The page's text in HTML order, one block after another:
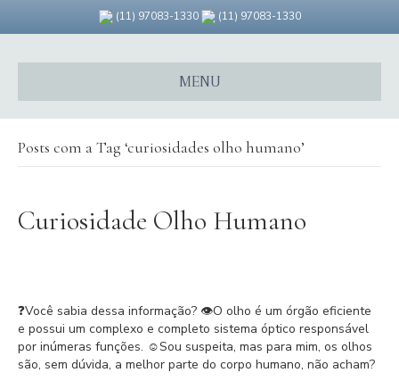
F
a
c
b
o
G
o
o
l
-
p
I
n
s
a
r
(11) 97083-1330 (11) 97083-1330
MENU
Posts com a Tag ‘curiosidades olho humano’
Curiosidade Olho Humano
❓Você sabia dessa informação? 👁O olho é um órgão eficiente
e possui um complexo e completo sistema óptico responsável
por inúmeras funções. ☺️Sou suspeita, mas para mim, os olhos
são, sem dúvida, a melhor parte do corpo humano, não acham?